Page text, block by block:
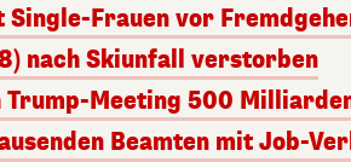
Frauen vor
nach Skiunfall verstorben
Meeting 500
Beamten mit Job-